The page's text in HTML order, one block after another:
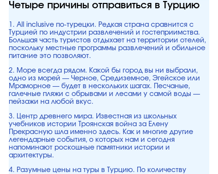
Четыре причины отправиться в Турцию
1. All inclusive по-турецки. Редкая страна сравнится с
Турцией по индустрии развлечений и гостеприимства.
Большая часть туристов отдыхает на территории отелей,
поскольку местные программы развлечений и обильное
питание это позволяют.
2. Море всегда рядом. Какой бы город вы ни выбрали,
одно из морей — Черное, Средиземное, Эгейское или
Мраморное — будет в нескольких шагах. Песчаные,
галечные пляжи с обрывами и лесами у самой воды —
пейзажи на любой вкус.
3. Центр древнего мира. Известная из школьных
учебников истории Троянская война за Елену
Прекрасную шла именно здесь. Как и многие другие
легендарные события, о которых нам и сегодня
напоминают роскошные памятники истории и
архитектуры.
4. Разумные цены на туры в Турцию. По количеству